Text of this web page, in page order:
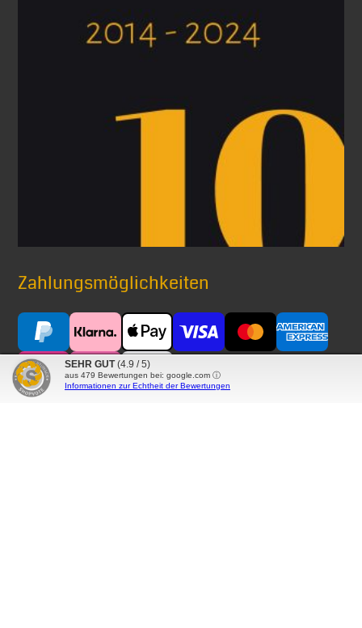
Zahlungsmöglichkeiten
Versand mit
SEHR GUT (4.9 / 5)
aus 479 Bewertungen bei: google.com ⓘ
Informationen zur Echtheit der Bewertungen